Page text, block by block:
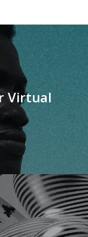
Virtual